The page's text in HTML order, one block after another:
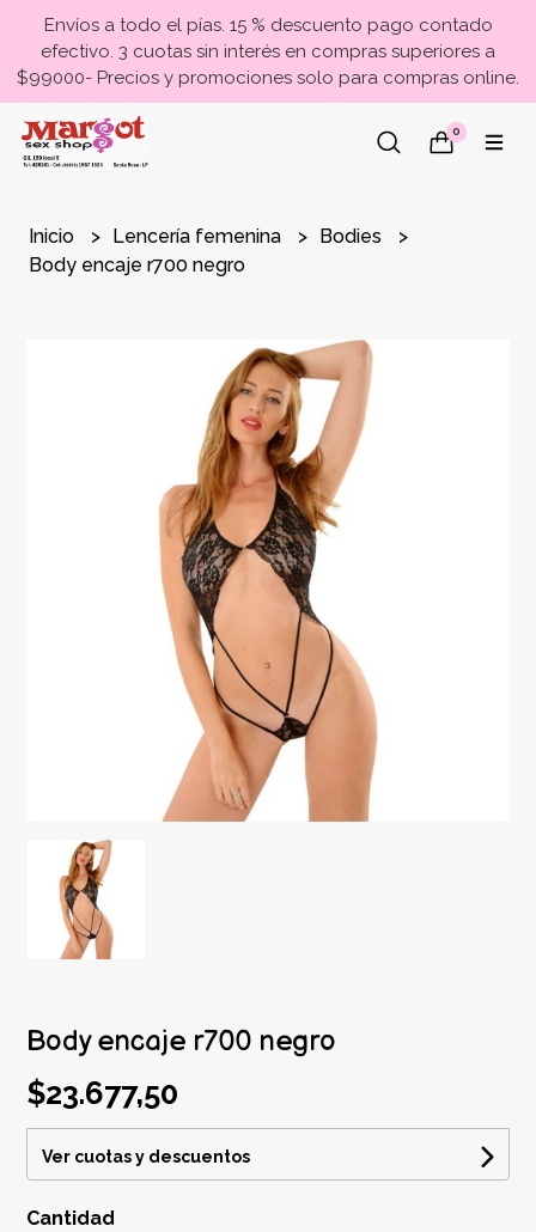
Envíos a todo el pías. 15 % descuento pago contado
efectivo. 3 cuotas sin interés en compras superiores a
$99000- Precios y promociones solo para compras online.
0
Inicio Lencería femenina
Bodies
Body encaje r700 negro
Body encaje r700 negro
$23.677,50
Ver cuotas y descuentos
Cantidad